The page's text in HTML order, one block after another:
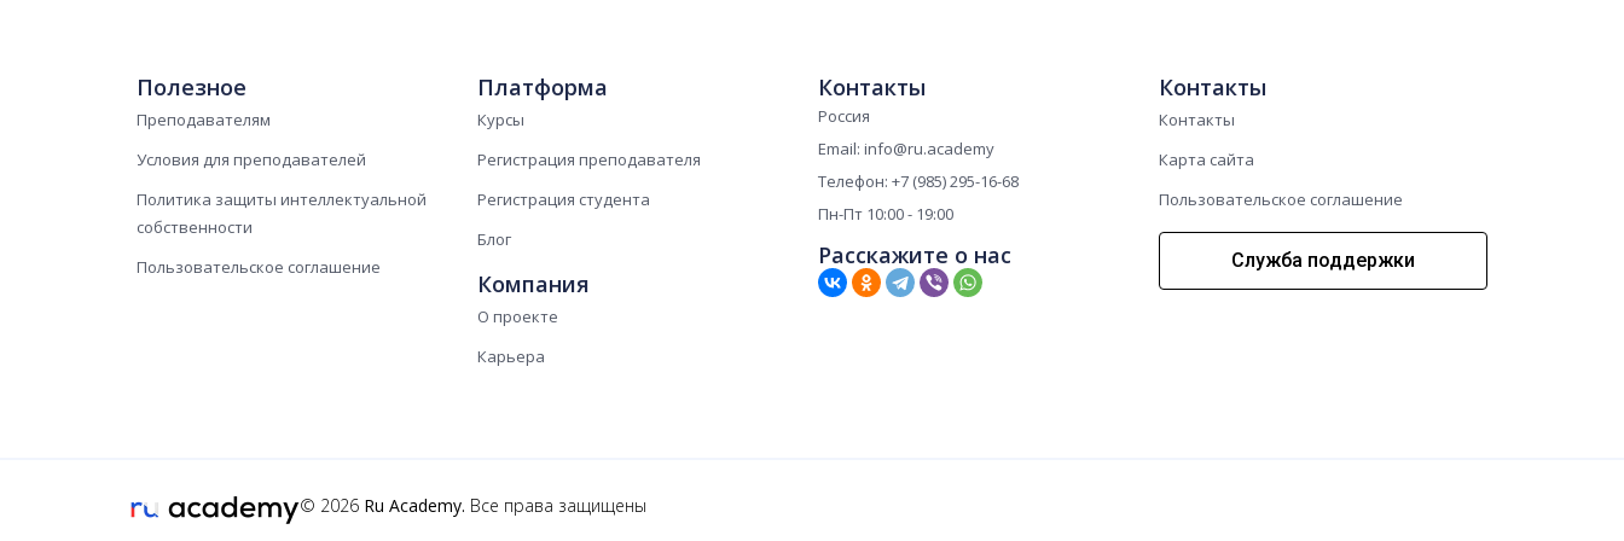
Полезное
Преподавателям
Условия для преподавателей
Политика защиты интеллектуальной
собственности
Пользовательское соглашение
Платформа
Курсы
Регистрация преподавателя
Регистрация студента
Блог
Компания
О проекте
Карьера
Контакты
Россия
Email: info@ru.academy
Телефон: +7 (985) 295-16-68
Пн-Пт 10:00 - 19:00
Расскажите о нас
Контакты
Контакты
Карта сайта
Пользовательское соглашение
Служба поддержки
© 2026 Ru Academy. Все права защищены